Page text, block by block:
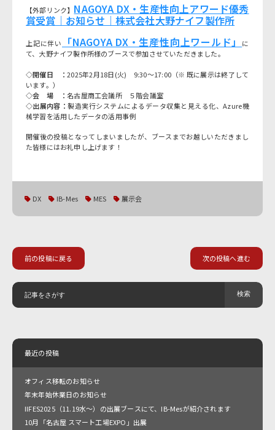
【外部リンク】 NAGOYA DX・生産性向上アワード優秀
賞受賞｜お知らせ｜株式会社大野ナイフ製作所
上記に伴い 「NAGOYA DX・生産性向上ワールド」
に
て、大野ナイフ製作所様のブースで参加させていただきました。
◇開催日 ：2025年2月18日(火) 9:30～17:00（※ 既に展示は終了して
います。）
◇会 場 ：名古屋商工会議所 ５階会議室
◇出展内容：製造実行システムによるデータ収集と見える化、Azure機
械学習を活用したデータの活用事例
開催後の投稿となってしまいましたが、ブースまでお越しいただきまし
た皆様にはお礼申し上げます！
DX IB-Mes MES 展示会
前の投稿に戻る 次の投稿へ進む
最近の投稿
オフィス移転のお知らせ
年末年始休業日のお知らせ
IIFES2025（11.19水～）の出展ブースにて、IB-Mesが紹介されます
10月「名古屋 スマート工場EXPO」出展